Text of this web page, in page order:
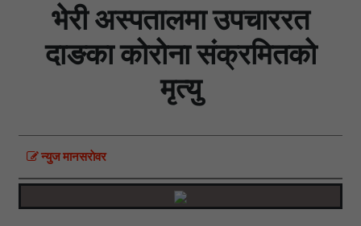
भेरी अस्पतालमा उपचाररत
दाङका कोरोना संक्रमितको
मृत्यु
न्युज मानसराेवर